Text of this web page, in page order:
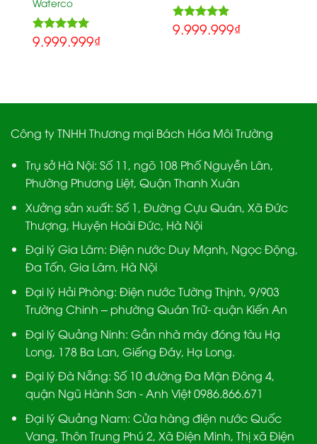
Rated5.00
9.999.999₫
Rated5.00
9.999.999₫
Công ty TNHH Thương mại Bách Hóa Môi Trường
Trụ sở Hà Nội: Số 11, ngõ 108 Phố Nguyễn Lân,
Phường Phương Liệt, Quận Thanh Xuân
Xưởng sản xuất: Số 1, Đường Cựu Quán, Xã Đức
Thượng, Huyện Hoài Đức, Hà Nội
Đại lý Gia Lâm: Điện nước Duy Mạnh, Ngọc Động,
Đa Tốn, Gia Lâm, Hà Nội
Đại lý Hải Phòng: Điện nước Tường Thịnh, 9/903
Trường Chinh – phường Quán Trữ- quận Kiến An
Đại lý Quảng Ninh: Gần nhà máy đóng tàu Hạ
Long, 178 Ba Lan, Giếng Đáy, Hạ Long.
Đại lý Đà Nẵng: Số 10 đường Đa Mặn Đông 4,
quận Ngũ Hành Sơn - Anh Việt 0986.866.671
Đại lý Quảng Nam: Cửa hàng điện nước Quốc
Vang, Thôn Trung Phú 2, Xã Điện Minh, Thị xã Điện